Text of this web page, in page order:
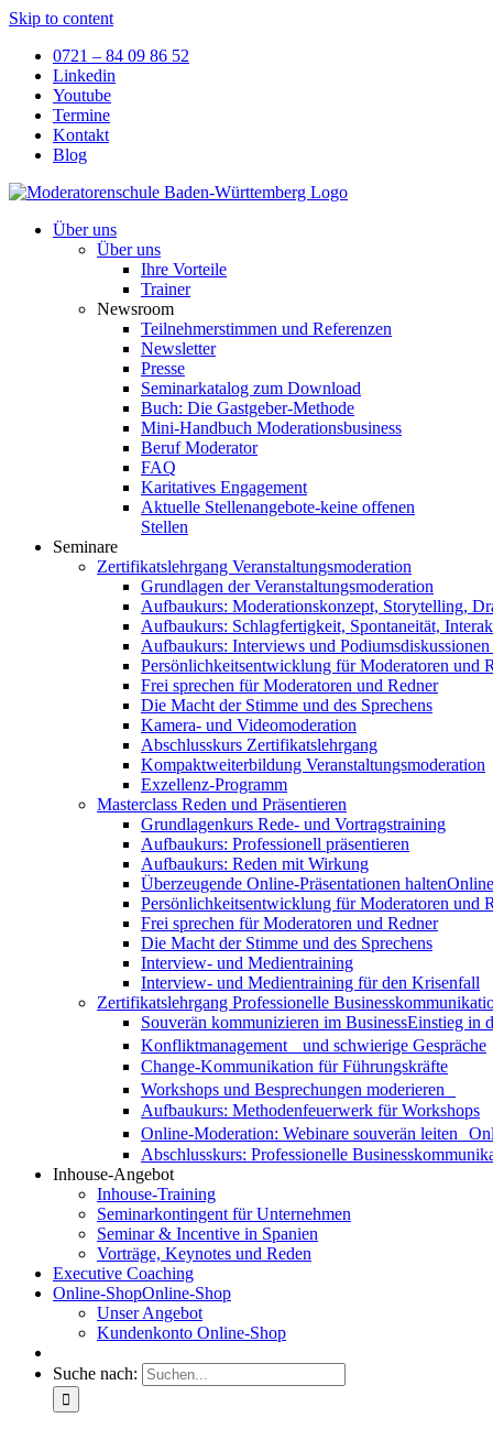
Skip to content
0721 – 84 09 86 52
Linkedin
Youtube
Termine
Kontakt
Blog
Über uns
Über uns
Ihre Vorteile
Trainer
Newsroom
Teilnehmerstimmen und Referenzen
Newsletter
Presse
Seminarkatalog zum Download
Buch: Die Gastgeber-Methode
Mini-Handbuch Moderationsbusiness
Beruf Moderator
FAQ
Karitatives Engagement
Aktuelle Stellenangebote-keine offenen
Stellen
Seminare
Zertifikatslehrgang Veranstaltungsmoderation
Grundlagen der Veranstaltungsmoderation
Aufbaukurs: Moderationskonzept, Storytelling,
Aufbaukurs: Schlagfertigkeit, Spontaneität,
Aufbaukurs: Interviews und
Persönlichkeitsentwicklung für Moderatoren und
Frei sprechen für Moderatoren und Redner
Die Macht der Stimme und des Sprechens
Kamera- und Videomoderation
Abschlusskurs Zertifikatslehrgang
Kompaktweiterbildung Veranstaltungsmoderation
Exzellenz-Programm
Masterclass Reden und Präsentieren
Grundlagenkurs Rede- und Vortragstraining
Aufbaukurs: Professionell präsentieren
Aufbaukurs: Reden mit Wirkung
Überzeugende Online-Präsentationen halten
Persönlichkeitsentwicklung für Moderatoren und
Frei sprechen für Moderatoren und Redner
Die Macht der Stimme und des Sprechens
Interview- und Medientraining
Interview- und Medientraining für den Krisenfall
Zertifikatslehrgang Professionelle
Souverän kommunizieren im BusinessEinstieg in
Konfliktmanagement und schwierige Gespräche
Change-Kommunikation für Führungskräfte
Workshops und Besprechungen moderieren
Aufbaukurs: Methodenfeuerwerk für Workshops
Online-Moderation: Webinare souverän leiten
Abschlusskurs: Professionelle
Inhouse-Angebot
Inhouse-Training
Seminarkontingent für Unternehmen
Seminar & Incentive in Spanien
Vorträge, Keynotes und Reden
Executive Coaching
Online-ShopOnline-Shop
Unser Angebot
Kundenkonto Online-Shop
Suche nach: